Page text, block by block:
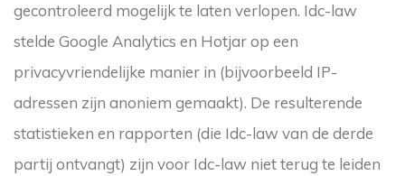
gecontroleerd mogelijk te laten verlopen. Idc-law
stelde Google Analytics en Hotjar op een
privacyvriendelijke manier in (bijvoorbeeld IP-
adressen zijn anoniem gemaakt). De resulterende
statistieken en rapporten (die Idc-law van de derde
partij ontvangt) zijn voor Idc-law niet terug te leiden